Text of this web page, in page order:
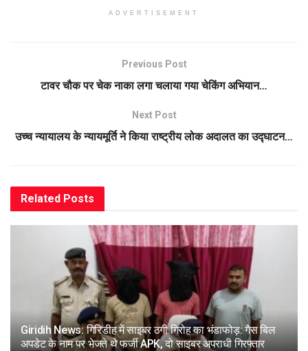
ADVERTISEMENT
Previous Post
टावर चौक पर चेक नाका लगा चलाया गया चेकिंग अभियान…
Next Post
उच्च न्यायालय के न्यायमूर्ति ने किया राष्ट्रीय लोक अदालत का उद्घाटन…
Related Posts
Giridih News: गिरिडीह में साइबर ठगी गिरोह का भंडाफोड़: गैस बिल
अपडेट के नाम पर भेजते थे फर्जी APK, दो साइबर अपराधी गिरफ्तार